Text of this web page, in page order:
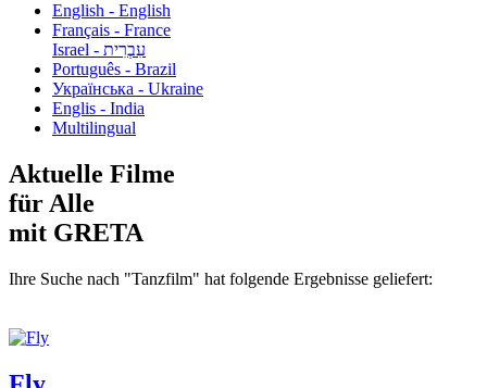
English - English
Français - France
עִבְרִית - Israel
Português - Brazil
Українська - Ukraine
Englis - India
Multilingual
Aktuelle Filme
für Alle
mit GRETA
Ihre Suche nach "Tanzfilm" hat folgende Ergebnisse geliefert: